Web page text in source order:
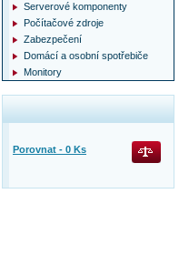
Serverové komponenty
Počítačové zdroje
Zabezpečení
Domácí a osobní spotřebiče
Monitory
Porovnat - 0 Ks